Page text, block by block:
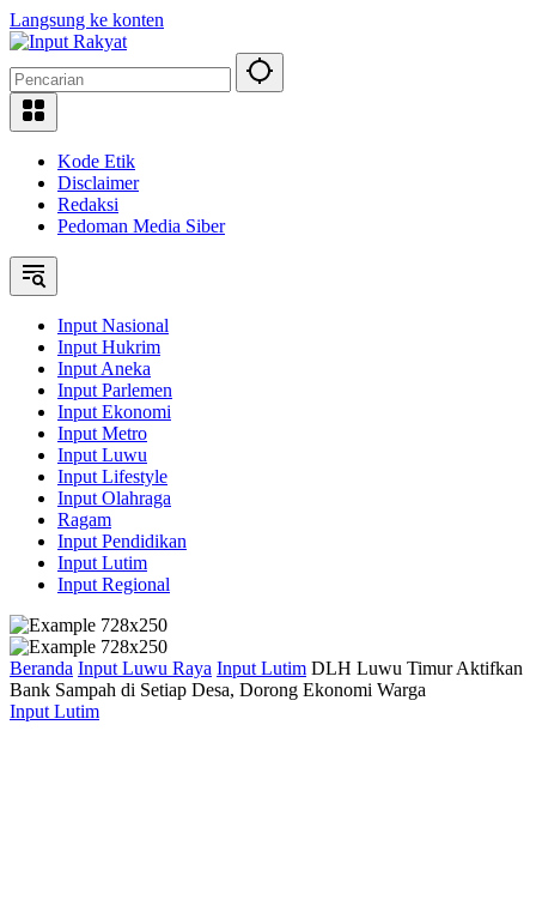
Langsung ke konten
Kode Etik
Disclaimer
Redaksi
Pedoman Media Siber
Input Nasional
Input Hukrim
Input Aneka
Input Parlemen
Input Ekonomi
Input Metro
Input Luwu
Input Lifestyle
Input Olahraga
Ragam
Input Pendidikan
Input Lutim
Input Regional
Beranda Input Luwu Raya Input Lutim DLH Luwu Timur Aktifkan
Bank Sampah di Setiap Desa, Dorong Ekonomi Warga
Input Lutim